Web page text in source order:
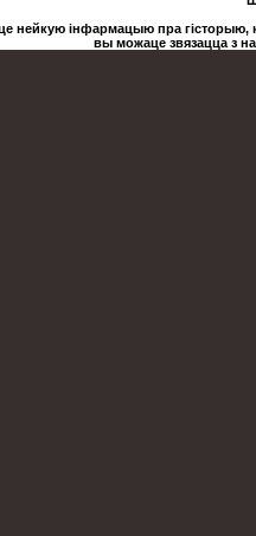
нейкую інфармацыю пра гісторыю,
вы можаце звязацца з